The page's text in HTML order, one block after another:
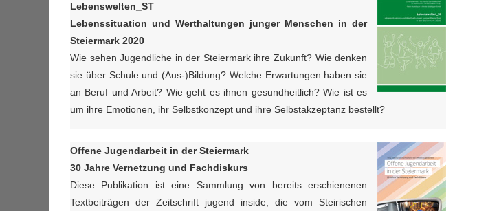
Lebenswelten_ST
Lebenssituation und Werthaltungen junger Menschen in der
Steiermark 2020
Wie sehen Jugendliche in der Steiermark ihre Zukunft? Wie denken
sie über Schule und (Aus-)Bildung? Welche Erwartungen haben sie
an Beruf und Arbeit? Wie geht es ihnen gesundheitlich? Wie ist es
um ihre Emotionen, ihr Selbstkonzept und ihre Selbstakzeptanz bestellt?
Offene Jugendarbeit in der Steiermark
30 Jahre Vernetzung und Fachdiskurs
Diese Publikation ist eine Sammlung von bereits erschienenen
Textbeiträgen der Zeitschrift jugend inside, die vom Steirischen